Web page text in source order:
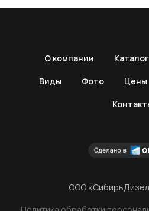
О компании Каталог
Виды Фото Цены
ООО